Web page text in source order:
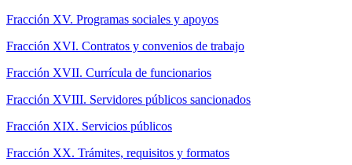
Fracción XV. Programas sociales y apoyos
Fracción XVI. Contratos y convenios de trabajo
Fracción XVII. Currícula de funcionarios
Fracción XVIII. Servidores públicos sancionados
Fracción XIX. Servicios públicos
Fracción XX. Trámites, requisitos y formatos